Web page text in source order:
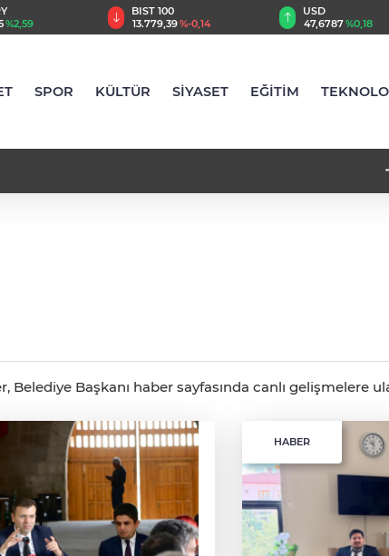
%-0,14
USD
47,6787 %0,18
EUR
55,1254%0,32
SPOR KÜLTÜR SİYASET EĞİTİM
Başkanı haber sayfasında canlı gelişmelere
HABER